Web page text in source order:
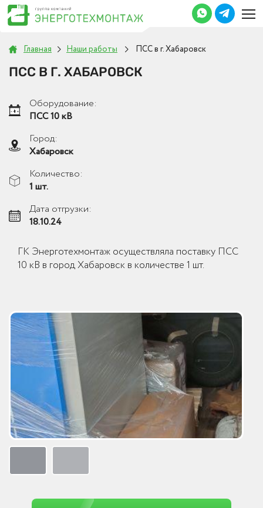
Главная Наши работы ПСС в г. Хабаровск
ПСС В Г. ХАБАРОВСК
Оборудование:
ПСС 10 кВ
Город:
Хабаровск
Количество:
1 шт.
Дата отгрузки:
18.10.24
ГК Энерготехмонтаж осуществляла поставку ПСС
10 кВ в город Хабаровск в количестве 1 шт.